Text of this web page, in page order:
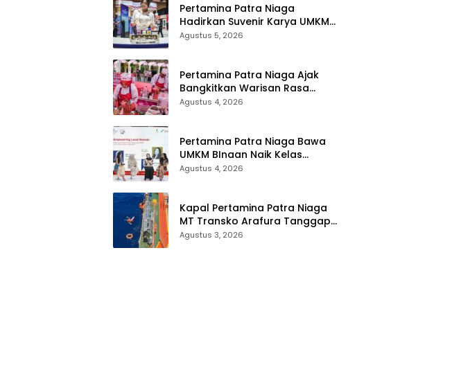
Pertamina Patra Niaga
Hadirkan Suvenir Karya UMKM
bagi Pengunjung GIIAS 2026
Agustus 5, 2026
Pertamina Patra Niaga Ajak
Bangkitkan Warisan Rasa
Nusantara Lewat Bright Gas
Agustus 4, 2026
Pertamina Patra Niaga Bawa
UMKM BInaan Naik Kelas
Melalui Sentuhan Inklusif dan
Agustus 4, 2026
Kapal Pertamina Patra Niaga
MT Transko Arafura Tanggap
Darurat Kemanusiaan
Agustus 3, 2026